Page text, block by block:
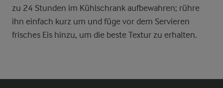
zu 24 Stunden im Kühlschrank aufbewahren; rühre
ihn einfach kurz um und füge vor dem Servieren
frisches Eis hinzu, um die beste Textur zu erhalten.